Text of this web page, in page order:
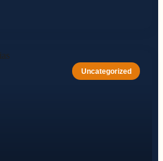
Uncategorized